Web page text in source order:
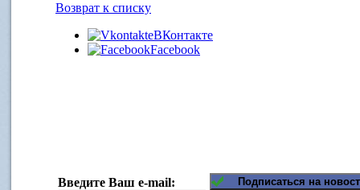
Возврат к списку
ВКонтакте
Facebook
Введите Ваш e-mail: